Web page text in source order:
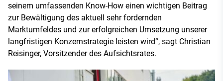
seinem umfassenden Know-How einen wichtigen Beitrag
zur Bewältigung des aktuell sehr fordernden
Marktumfeldes und zur erfolgreichen Umsetzung unserer
langfristigen Konzernstrategie leisten wird“, sagt Christian
Reisinger, Vorsitzender des Aufsichtsrates.